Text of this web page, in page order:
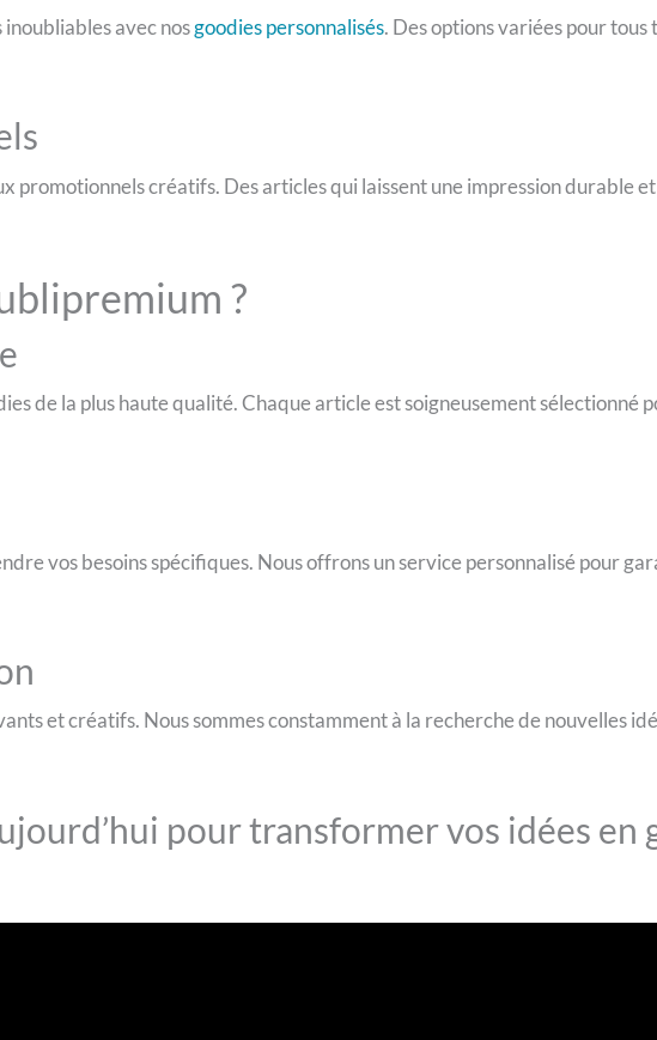
inoubliables avec nosgoodies personnalisés. Des options variées pour tous
promotionnels créatifs. Des articles qui laissent une impression durable
?
de la plus haute qualité. Chaque article est soigneusement sélectionné
vos besoins spécifiques. Nous offrons un service personnalisé pour
et créatifs. Nous sommes constamment à la recherche de nouvelles
pour transformer vos idées en